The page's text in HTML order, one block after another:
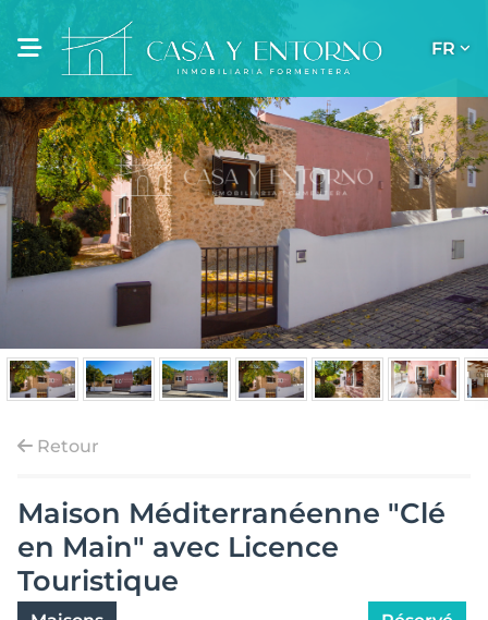
FR
Retour
Maison Méditerranéenne "Clé
en Main" avec Licence
Touristique